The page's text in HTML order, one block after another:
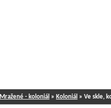
Mražené - koloniál » Koloniál » Ve skle,